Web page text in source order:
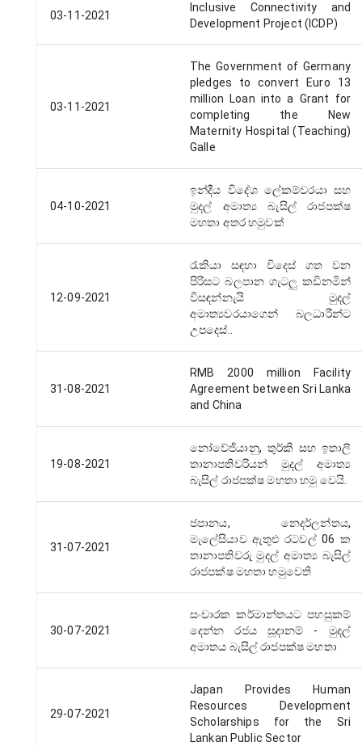
03-11-2021
Inclusive Connectivity and
Development Project (ICDP)
03-11-2021
The Government of Germany
pledges to convert Euro 13
million Loan into a Grant for
completing the New
Maternity Hospital (Teaching)
Galle
04-10-2021
ඉන්දීය විදේශ ලේකම්වරයා සහ
මුදල් අමාත්‍ය බැසිල් රාජපක්ෂ
මහතා අතර හමුවක්
12-09-2021
රැකියා සඳහා විදෙස් ගත වන
පිරිසට බලපාන ගැටලු කඩිනමින්
විසඳන්නැයි මුදල්
අමාත්‍යවරයාගෙන් බලධාරීන්ට
උපදෙස්..
31-08-2021
RMB 2000 million Facility
Agreement between Sri Lanka
and China
19-08-2021
නෝවේජියානු, තුර්කි සහ ඉතාලි
තානාපතිවරියන් මුදල් අමාත්‍ය
බැසිල් රාජපක්ෂ මහතා හමු වෙයි.
31-07-2021
ජපානය, නෙදර්ලන්තය,
මැලේසියාව ඇතුළු රටවල් 06 ක
තානාපතිවරු මුදල් අමාත්‍ය බැසිල්
රාජපක්ෂ මහතා හමුවෙති
30-07-2021
සංචාරක කර්මාන්තයට පහසුකම්
දෙන්න රජය සූදානම් - මුදල්
අමාතය බැසිල් රාජපක්ෂ මහතා
29-07-2021
Japan Provides Human
Resources Development
Scholarships for the Sri
Lankan Public Sector